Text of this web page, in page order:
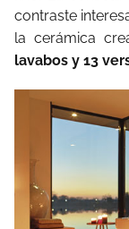
contraste
la cerámica
lavabos y 13